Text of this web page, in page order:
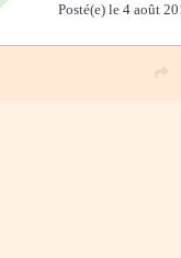
Posté(e) le 4 août